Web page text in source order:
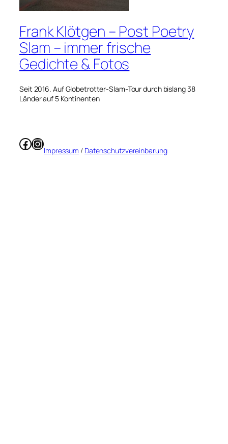
Frank Klötgen – Post Poetry
Slam – immer frische
Gedichte & Fotos
Seit 2016. Auf Globetrotter-Slam-Tour durch bislang 38
Länder auf 5 Kontinenten
Facebook
Instagram
Impressum / Datenschutzvereinbarung